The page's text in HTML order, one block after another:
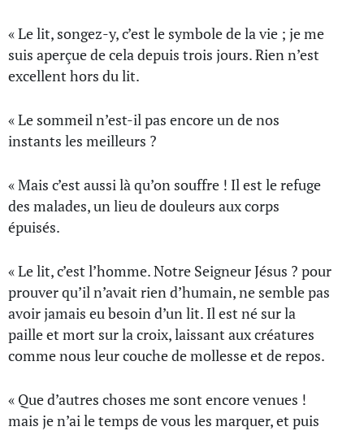
« Le lit, songez-y, c’est le symbole de la vie ; je me
suis aperçue de cela depuis trois jours. Rien n’est
excellent hors du lit.
« Le sommeil n’est-il pas encore un de nos
instants les meilleurs ?
« Mais c’est aussi là qu’on souffre ! Il est le refuge
des malades, un lieu de douleurs aux corps
épuisés.
« Le lit, c’est l’homme. Notre Seigneur Jésus ? pour
prouver qu’il n’avait rien d’humain, ne semble pas
avoir jamais eu besoin d’un lit. Il est né sur la
paille et mort sur la croix, laissant aux créatures
comme nous leur couche de mollesse et de repos.
« Que d’autres choses me sont encore venues !
mais je n’ai le temps de vous les marquer, et puis